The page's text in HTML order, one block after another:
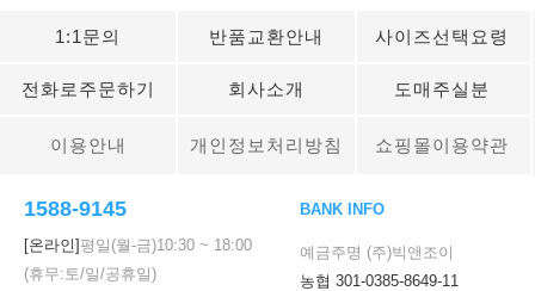
1:1문의 반품교환안내 사이즈선택요령
전화로주문하기 회사소개 도매주실분
이용안내 개인정보처리방침 쇼핑몰이용약관
1588-9145
[온라인]평일(월-금)10:30 ~ 18:00
(휴무:토/일/공휴일)
BANK INFO
예금주명 (주)빅앤조이
농협 301-0385-8649-11